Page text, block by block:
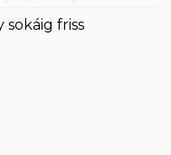
sokáig friss